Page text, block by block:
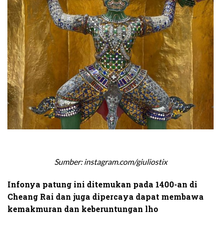
Sumber: instagram.com/giuliostix
Infonya patung ini ditemukan pada 1400-an di
Cheang Rai dan juga dipercaya dapat membawa
kemakmuran dan keberuntungan lho